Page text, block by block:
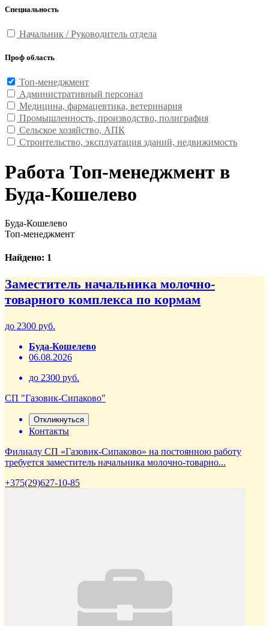
Специальность
Начальник / Руководитель отдела
Проф область
Топ-менеджмент
Административный персонал
Медицина, фармацевтика, ветеринария
Промышленность, производство, полиграфия
Сельское хозяйство, АПК
Строительство, эксплуатация зданий, недвижимость
Работа Топ-менеджмент в
Буда-Кошелево
Буда-Кошелево
Топ-менеджмент
Найдено: 1
Заместитель начальника молочно-
товарного комплекса по кормам
до 2300 руб.
Буда-Кошелево
06.08.2026
до 2300 руб.
СП "Газовик-Сипаково"
Откликнуться
Контакты
Филиалу СП «Газовик-Сипаково» на постоянною работу
требуется заместитель начальника молочно-товарно...
+375(29)627-10-85